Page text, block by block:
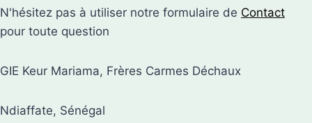
N'hésitez pas à utiliser notre formulaire de Contact
pour toute question
GIE Keur Mariama, Frères Carmes Déchaux
Ndiaffate, Sénégal